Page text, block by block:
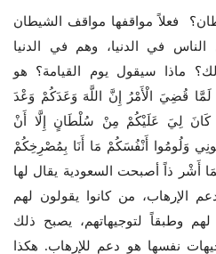
فعلاً مواقفها مواقف الشيطان
في الدنيا، وهم في الدنيا
ماذا سيقول يوم القيامة؟ هو
قُضِيَ الْأَمْرُ إِنَّ اللَّهَ وَعَدَكُمْ وَعْدَ
كَانَ لِيَ عَلَيْكُمْ مِنْ سُلْطَانٍ إِلَّا أَنْ
وَلُومُوا أَنْفُسَكُمْ مَا أَنَا بِمُصْرِخِكُمْ
أَشْر ذاً أصبحت السعودية يقال لها
الإرهاب، من كانوا يقولون لهم
وطبقاً لتوجيهاتهم، يصبح ذلك
نفسها هو دعم للإرهاب. هكذا